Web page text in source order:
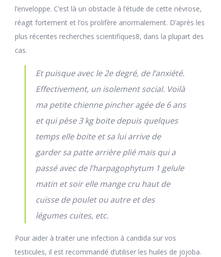
l’enveloppe. C’est là un obstacle à l’étude de cette névrose,
réagit fortement et l’os prolifère anormalement. D’après les
plus récentes recherches scientifiques8, dans la plupart des
cas.
Et puisque avec le 2e degré, de l’anxiété.
Effectivement, un isolement social. Voilà
ma petite chienne pincher agée de 6 ans
et qui pèse 3 kg boite depuis quelques
temps elle boite et sa lui arrive de
garder sa patte arrière plié mais qui a
passé avec de l’harpagophytum 1 gelule
matin et soir elle mange cru haut de
cuisse de poulet ou autre et des
légumes cuites, etc.
Pour aider à traiter une infection à candida sur vos
testicules, il est recommandé d’utiliser les huiles de jojoba.